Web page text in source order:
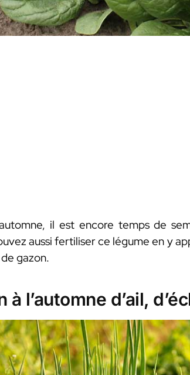
il est encore temps de
aussi fertiliser ce légume en y
gazon.
à l’automne d’ail,